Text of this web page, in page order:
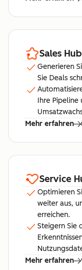
Sales Hub
Generieren
Sie Deals
Ihre Pipeline
Mehr erfahren
Service
Optimieren
weiter aus,
erreichen.
Steigern Sie
Mehr erfahren